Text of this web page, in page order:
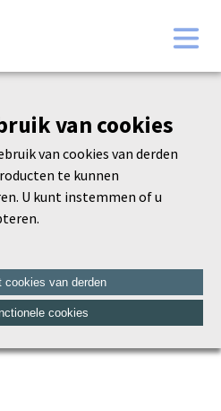
van cookies
van cookies van derden
te kunnen
U kunt instemmen of u
cookies van derden
cookies
Cultuurankers